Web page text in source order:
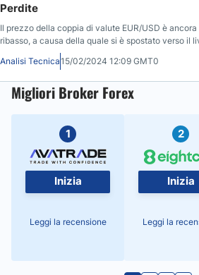
Perdite
Il prezzo della coppia di valute EUR/USD è
ribasso, a causa della quale si è spostato verso il
il più basso da due mesi.
Analisi Tecnica15/02/2024 12:09 GMT0
Migliori Broker Forex
1
Inizia
Leggi la recensione
2
Inizia
Leggi la